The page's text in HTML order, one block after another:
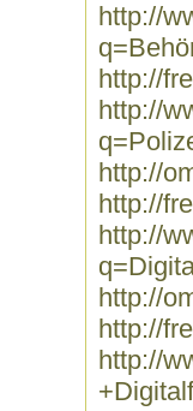
http://
http://
http://
http://
http://
http://
http://
http://
http://